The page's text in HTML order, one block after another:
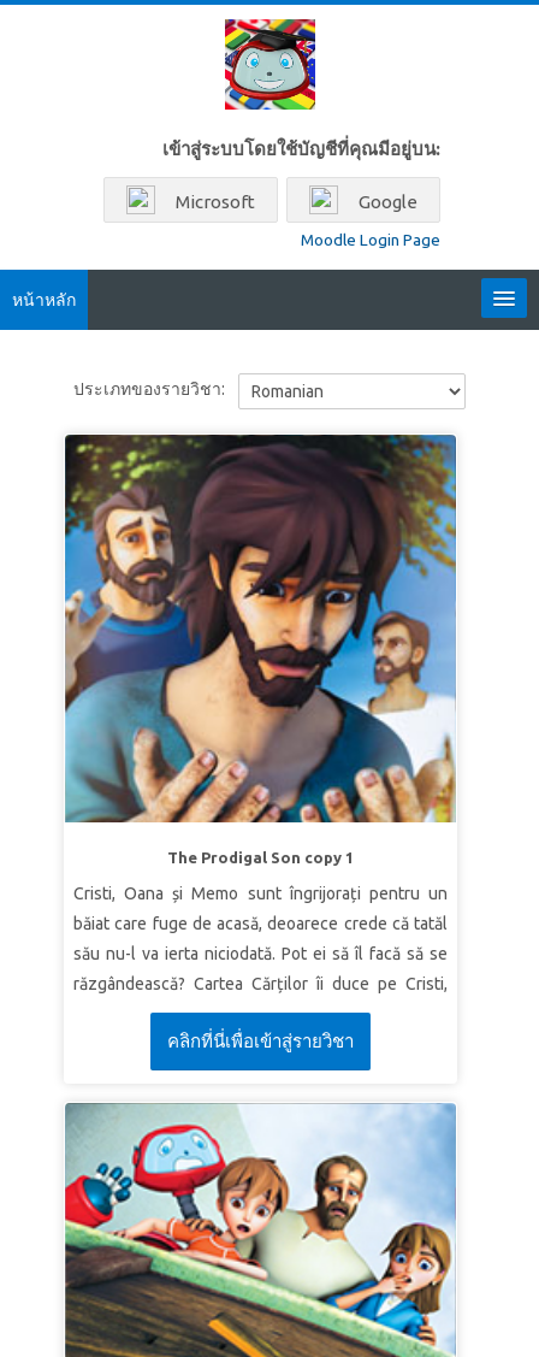
เข้าสู่ระบบโดยใช้บัญชีที่คุณมีอยู่บน:
Microsoft Google
Moodle Login Page
หน้าหลัก
ค้นหา
รายวิชา
ประเภทของรายวิชา:
The Prodigal Son copy 1
Cristi, Oana și Memo sunt îngrijorați pentru un
băiat care fuge de acasă, deoarece crede că tatăl
său nu-l va ierta niciodată. Pot ei să îl facă să se
răzgândească? Cartea Cărților îi duce pe Cristi,
Oana și Memo în Galileea antică, acolo unde Isus
spune pilda fiului risipitor. Ei pot vedea cum un
tânăr este în căutarea libertății și aventurii, doar
pentru a descoperi că ceea ce își dorește cel mai
mult în lume este dragostea tatălui său. Copiii
învață că Tatăl nostru Ceresc este întotdeauna
gata să ierte.
LECȚIA 1 GATA DE IERTARE
Adevăr biblic:Tatăl nostru ceresc este
întotdeauna gata să ierte.
Verset:„Căci Tu eşti bun, Doamne, gata să ierţi şi
คลิกที่นี่เพื่อเข้าสู่รายวิชา